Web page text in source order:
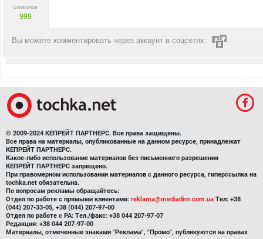
символов
999
Вы можете комментировать через аккаунт в соцсетях:
© 2009-2024 КЕПРЕЙТ ПАРТНЕРС. Все права защищены.
Все права на материалы, опубликованные на данном ресурсе, принадлежат
КЕПРЕЙТ ПАРТНЕРС.
Какое-либо использование материалов без письменного разрешения
КЕПРЕЙТ ПАРТНЕРС запрещено.
При правомерном использовании материалов с данного ресурса, гиперссылка на
tochka.net обязательна.
По вопросам рекламы обращайтесь:
Отдел по работе с прямыми клиентами: reklama@mediadim.com.ua Тел: +38
(044) 207-33-05, +38 (044) 207-97-00
Отдел по работе с РА: Тел./факс: +38 044 207-97-07
Редакция: +38 044 207-97-00
Материалы, отмеченные знаками "Реклама", "Промо", публикуются на правах